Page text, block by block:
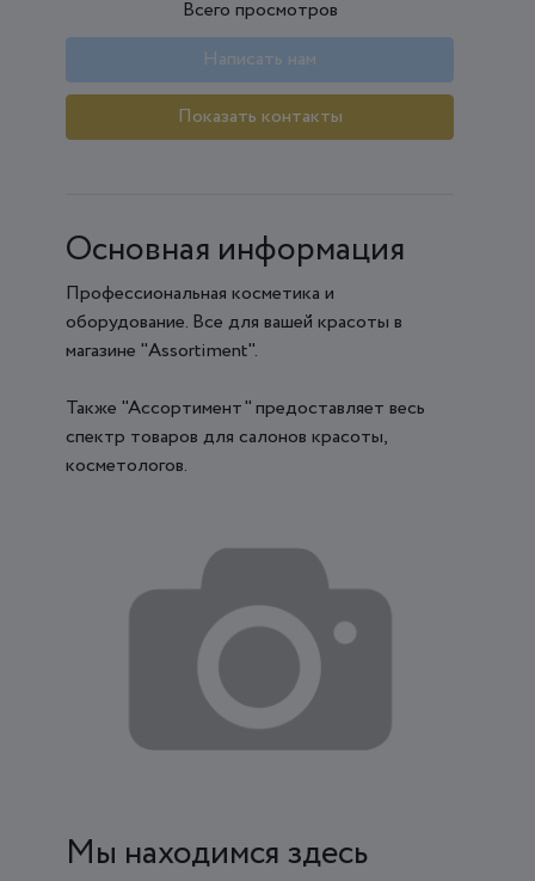
Всего просмотров
Написать нам
Показать контакты
Основная информация
Профессиональная косметика и
оборудование. Все для вашей красоты в
магазине "Assortiment".
Также "Ассортимент" предоставляет весь
спектр товаров для салонов красоты,
косметологов.
Мы находимся здесь